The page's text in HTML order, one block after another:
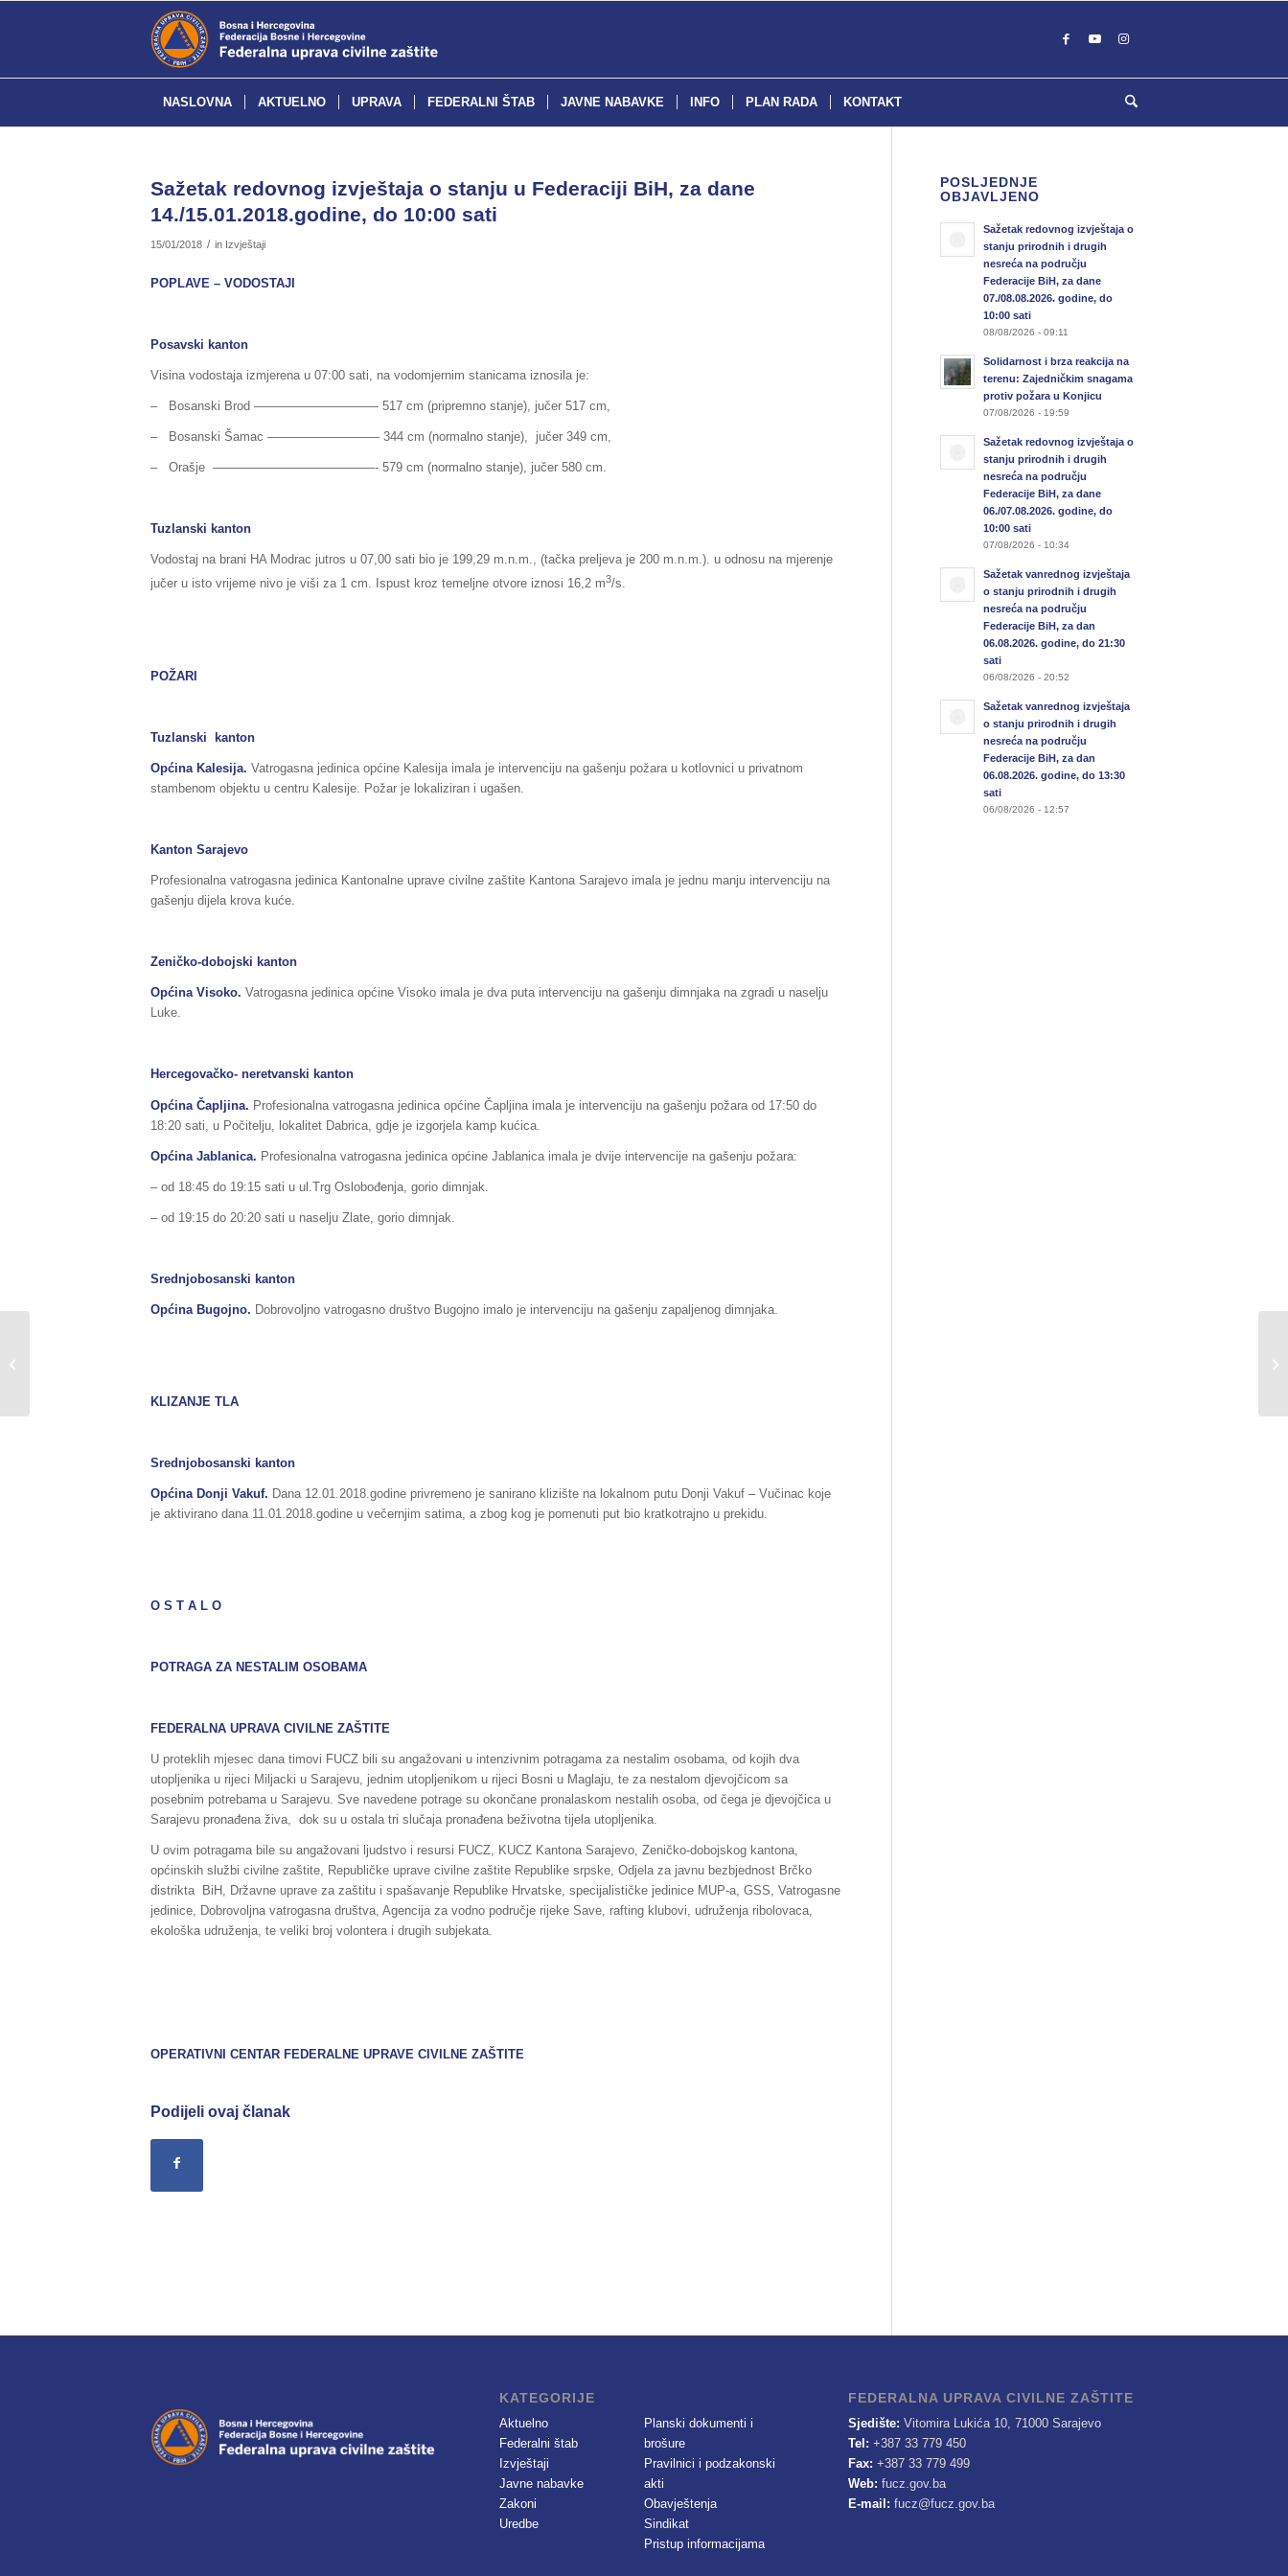
NASLOVNA AKTUELNO UPRAVA FEDERALNI ŠTAB JAVNE NABAVKE INFO PLAN RADA KONTAKT
Sažetak redovnog izvještaja o stanju u Federaciji BiH, za dane
14./15.01.2018.godine, do 10:00 sati
15/01/2018 / in Izvještaji
POPLAVE – VODOSTAJI
Posavski kanton
Visina vodostaja izmjerena u 07:00 sati, na vodomjernim stanicama iznosila je:
– Bosanski Brod —————————— 517 cm (pripremno stanje), jučer 517 cm,
– Bosanski Šamac ————————— 344 cm (normalno stanje), jučer 349 cm,
– Orašje —————————————- 579 cm (normalno stanje), jučer 580 cm.
Tuzlanski kanton
Vodostaj na brani HA Modrac jutros u 07,00 sati bio je 199,29 m.n.m., (tačka preljeva je 200 m.n.m.). u odnosu na mjerenje
jučer u isto vrijeme nivo je viši za 1 cm. Ispust kroz temeljne otvore iznosi 16,2 m3/s.
POŽARI
Tuzlanski kanton
Općina Kalesija. Vatrogasna jedinica općine Kalesija imala je intervenciju na gašenju požara u kotlovnici u privatnom
stambenom objektu u centru Kalesije. Požar je lokaliziran i ugašen.
Kanton Sarajevo
Profesionalna vatrogasna jedinica Kantonalne uprave civilne zaštite Kantona Sarajevo imala je jednu manju intervenciju na
gašenju dijela krova kuće.
Zeničko-dobojski kanton
Općina Visoko. Vatrogasna jedinica općine Visoko imala je dva puta intervenciju na gašenju dimnjaka na zgradi u naselju
Luke.
Hercegovačko- neretvanski kanton
Općina Čapljina. Profesionalna vatrogasna jedinica općine Čapljina imala je intervenciju na gašenju požara od 17:50 do
18:20 sati, u Počitelju, lokalitet Dabrica, gdje je izgorjela kamp kućica.
Općina Jablanica. Profesionalna vatrogasna jedinica općine Jablanica imala je dvije intervencije na gašenju požara:
– od 18:45 do 19:15 sati u ul.Trg Oslobođenja, gorio dimnjak.
– od 19:15 do 20:20 sati u naselju Zlate, gorio dimnjak.
Srednjobosanski kanton
Općina Bugojno. Dobrovoljno vatrogasno društvo Bugojno imalo je intervenciju na gašenju zapaljenog dimnjaka.
KLIZANJE TLA
Srednjobosanski kanton
Općina Donji Vakuf. Dana 12.01.2018.godine privremeno je sanirano klizište na lokalnom putu Donji Vakuf – Vučinac koje
je aktivirano dana 11.01.2018.godine u večernjim satima, a zbog kog je pomenuti put bio kratkotrajno u prekidu.
O S T A L O
POTRAGA ZA NESTALIM OSOBAMA
FEDERALNA UPRAVA CIVILNE ZAŠTITE
U proteklih mjesec dana timovi FUCZ bili su angažovani u intenzivnim potragama za nestalim osobama, od kojih dva
utopljenika u rijeci Miljacki u Sarajevu, jednim utopljenikom u rijeci Bosni u Maglaju, te za nestalom djevojčicom sa
posebnim potrebama u Sarajevu. Sve navedene potrage su okončane pronalaskom nestalih osoba, od čega je djevojčica u
Sarajevu pronađena živa, dok su u ostala tri slučaja pronađena beživotna tijela utopljenika.
U ovim potragama bile su angažovani ljudstvo i resursi FUCZ, KUCZ Kantona Sarajevo, Zeničko-dobojskog kantona,
općinskih službi civilne zaštite, Republičke uprave civilne zaštite Republike srpske, Odjela za javnu bezbjednost Brčko
distrikta BiH, Državne uprave za zaštitu i spašavanje Republike Hrvatske, specijalističke jedinice MUP-a, GSS, Vatrogasne
jedinice, Dobrovoljna vatrogasna društva, Agencija za vodno područje rijeke Save, rafting klubovi, udruženja ribolovaca,
ekološka udruženja, te veliki broj volontera i drugih subjekata.
OPERATIVNI CENTAR FEDERALNE UPRAVE CIVILNE ZAŠTITE
Podijeli ovaj članak
POSLJEDNJE
OBJAVLJENO
Sažetak redovnog izvještaja o
stanju prirodnih i drugih
nesreća na području
Federacije BiH, za dane
07./08.08.2026. godine, do
10:00 sati
08/08/2026 - 09:11
Solidarnost i brza reakcija na
terenu: Zajedničkim snagama
protiv požara u Konjicu
07/08/2026 - 19:59
Sažetak redovnog izvještaja o
stanju prirodnih i drugih
nesreća na području
Federacije BiH, za dane
06./07.08.2026. godine, do
10:00 sati
07/08/2026 - 10:34
Sažetak vanrednog izvještaja
o stanju prirodnih i drugih
nesreća na području
Federacije BiH, za dan
06.08.2026. godine, do 21:30
sati
06/08/2026 - 20:52
Sažetak vanrednog izvještaja
o stanju prirodnih i drugih
nesreća na području
Federacije BiH, za dan
06.08.2026. godine, do 13:30
sati
06/08/2026 - 12:57
KATEGORIJE
Aktuelno
Federalni štab
Izvještaji
Javne nabavke
Zakoni
Uredbe
Planski dokumenti i
brošure
Pravilnici i podzakonski
akti
Obavještenja
Sindikat
Pristup informacijama
FEDERALNA UPRAVA CIVILNE ZAŠTITE
Sjedište: Vitomira Lukića 10, 71000 Sarajevo
Tel: +387 33 779 450
Fax: +387 33 779 499
Web: fucz.gov.ba
E-mail: fucz@fucz.gov.ba